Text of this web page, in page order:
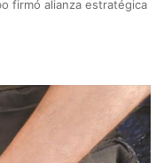
firmó alianza estratégica